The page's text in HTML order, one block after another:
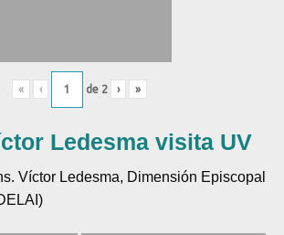
« ‹ de 2 › »
Ledesma visita UV
Víctor Ledesma, Dimensión Episcopal